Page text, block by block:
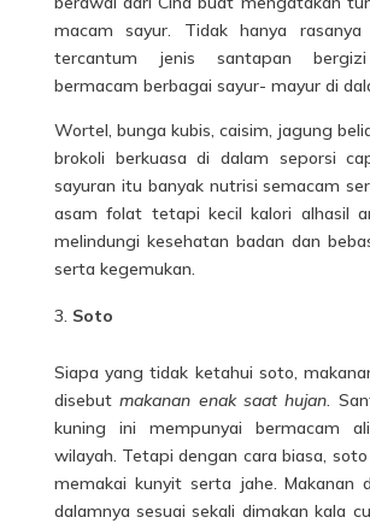
macam sayur. Tidak hanya
tercantum jenis santapan
bermacam berbagai sayur- mayur di
Wortel, bunga kubis, caisim, jagung
brokoli berkuasa di dalam seporsi
sayuran itu banyak nutrisi semacam
asam folat tetapi kecil kalori alhasil
melindungi kesehatan badan dan
serta kegemukan.
Soto
Siapa yang tidak ketahui soto,
disebutmakanan enak saat hujan.
kuning ini mempunyai bermacam
wilayah. Tetapi dengan cara biasa,
memakai kunyit serta jahe. Makanan
dalamnya sesuai sekali dimakan kala